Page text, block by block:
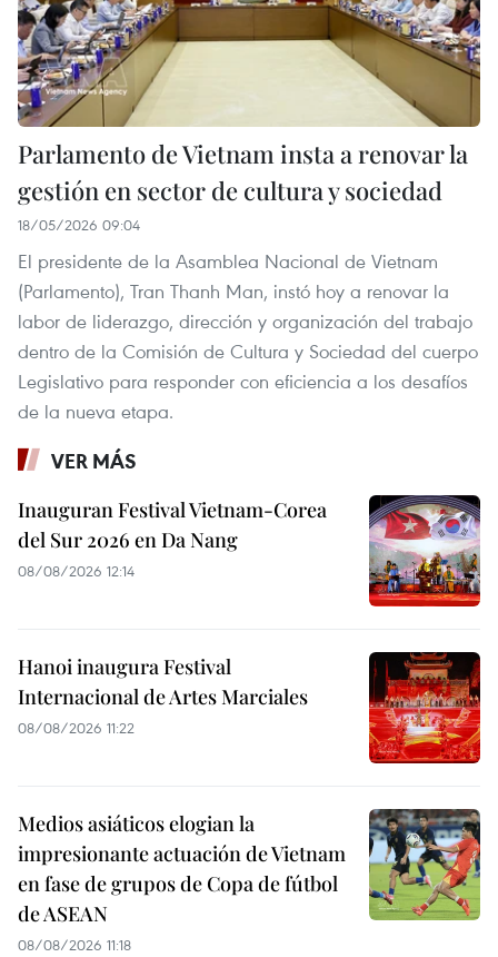
Parlamento de Vietnam insta a renovar la
gestión en sector de cultura y sociedad
18/05/2026 09:04
El presidente de la Asamblea Nacional de Vietnam
(Parlamento), Tran Thanh Man, instó hoy a renovar la
labor de liderazgo, dirección y organización del trabajo
dentro de la Comisión de Cultura y Sociedad del cuerpo
Legislativo para responder con eficiencia a los desafíos
de la nueva etapa.
VER MÁS
Inauguran Festival Vietnam-Corea
del Sur 2026 en Da Nang
08/08/2026 12:14
Hanoi inaugura Festival
Internacional de Artes Marciales
08/08/2026 11:22
Medios asiáticos elogian la
impresionante actuación de Vietnam
en fase de grupos de Copa de fútbol
de ASEAN
08/08/2026 11:18